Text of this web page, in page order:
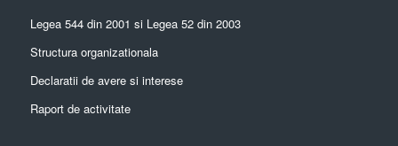
Legea 544 din 2001 si Legea 52 din 2003
Structura organizationala
Declaratii de avere si interese
Raport de activitate